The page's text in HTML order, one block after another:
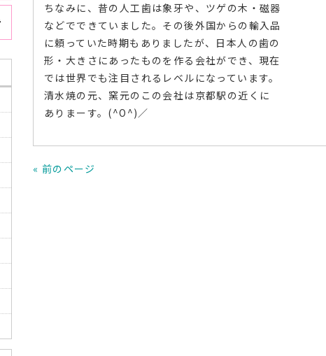
ちなみに、昔の人工歯は象牙や、ツゲの木・磁器
などでできていました。その後外国からの輸入品
に頼っていた時期もありましたが、日本人の歯の
形・大きさにあったものを作る会社ができ、現在
では世界でも注目されるレベルになっています。
清水焼の元、窯元のこの会社は京都駅の近くに
ありまーす。(^O^)／
« 前のページ